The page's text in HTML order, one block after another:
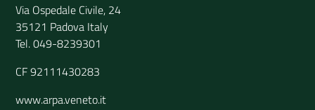
Via Ospedale Civile, 24
35121 Padova Italy
Tel. 049-8239301
CF 92111430283
www.arpa.veneto.it